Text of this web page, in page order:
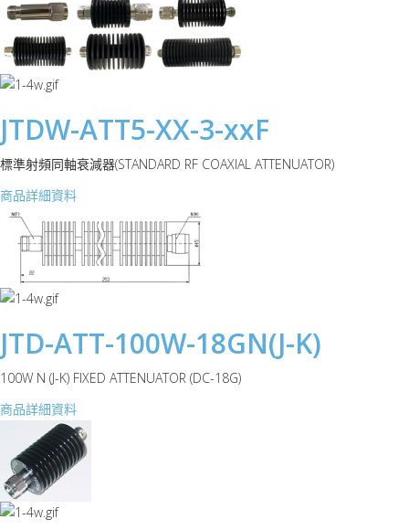
JTDW-ATT5-XX-3-xxF
標準射頻同軸衰減器(STANDARD RF COAXIAL ATTENUATOR)
商品詳細資料
JTD-ATT-100W-18GN(J-K)
100W N (J-K) FIXED ATTENUATOR (DC-18G)
商品詳細資料